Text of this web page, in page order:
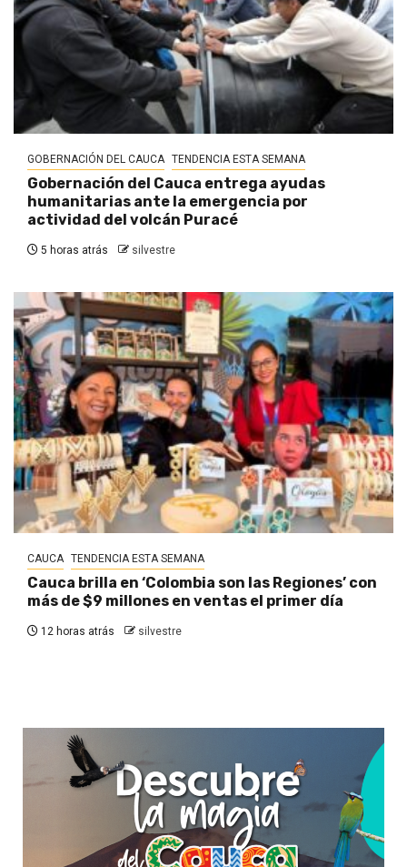
GOBERNACIÓN DEL CAUCA TENDENCIA ESTA SEMANA
Gobernación del Cauca entrega ayudas
humanitarias ante la emergencia por
actividad del volcán Puracé
5 horas atrás silvestre
CAUCA TENDENCIA ESTA SEMANA
Cauca brilla en ‘Colombia son las Regiones’ con
más de $9 millones en ventas el primer día
12 horas atrás silvestre